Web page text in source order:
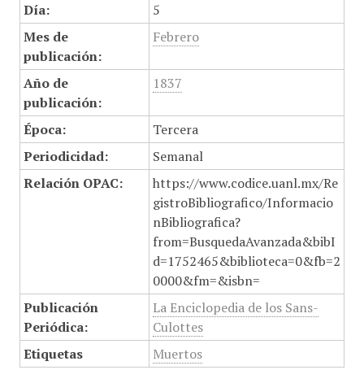
Día:
5
Mes de
publicación:
Febrero
Año de
publicación:
1837
Época:
Tercera
Periodicidad:
Semanal
Relación OPAC:
https://www.codice.uanl.mx/Re
gistroBibliografico/Informacio
nBibliografica?
from=BusquedaAvanzada&bibI
d=1752465&biblioteca=0&fb=2
0000&fm=&isbn=
Publicación
Periódica:
La Enciclopedia de los Sans-
Culottes
Etiquetas
Muertos